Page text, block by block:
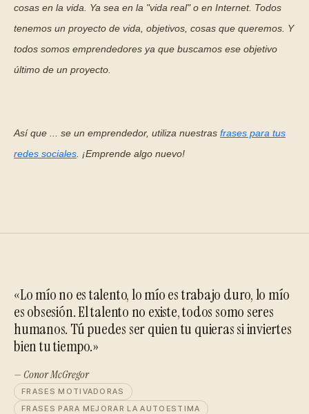
cosas en la vida. Ya sea en la "vida real" o en Internet. Todos
tenemos un proyecto de vida, objetivos, cosas que queremos. Y
todos somos emprendedores ya que buscamos ese objetivo
último de un proyecto.
Así que ... se un emprendedor, utiliza nuestras frases para tus
redes sociales . ¡Emprende algo nuevo!
«Lo mío no es talento, lo mío es trabajo duro, lo mío
es obsesión. El talento no existe, todos somo seres
humanos. Tú puedes ser quien tu quieras si inviertes
bien tu tiempo.»
— Conor McGregor
FRASES MOTIVADORAS
FRASES PARA MEJORAR LA AUTOESTIMA